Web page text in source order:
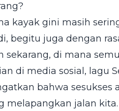
kayak gini masih
begitu juga dengan
di mana
di media sosial, lagu
bahwa sesukses
melapangkan jalan kita.